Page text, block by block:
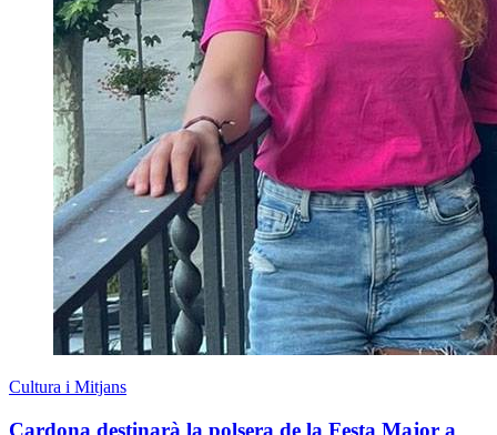
Cultura i Mitjans
Cardona destinarà la polsera de la Festa Major a